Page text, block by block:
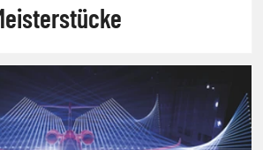
Meisterstücke